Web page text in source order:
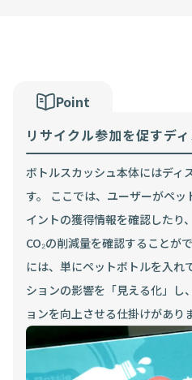
Point
リサイクル参加を促すデ
ボトルスカッシュ本体にはディ
す。
ここでは、ユーザーがペ
イントの獲得情報を確認したり
CO₂の削減量を確認することがで
には、単にペットボトルを入れ
ションの影響を「見える化」し
ョンを向上させる仕掛けがあり